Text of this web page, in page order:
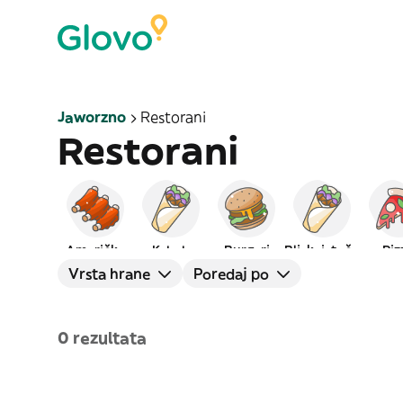
Jaworzno Restorani
Restorani
Američka Kebab Burgeri
Vrsta hrane Poredaj po
0 rezultata